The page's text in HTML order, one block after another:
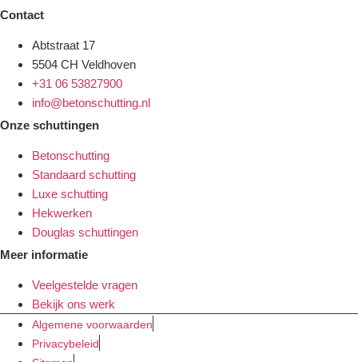
Contact
Abtstraat 17
5504 CH Veldhoven
+31 06 53827900
info@betonschutting.nl
Onze schuttingen
Betonschutting
Standaard schutting
Luxe schutting
Hekwerken
Douglas schuttingen
Meer informatie
Veelgestelde vragen
Bekijk ons werk
Algemene voorwaarden
Privacybeleid